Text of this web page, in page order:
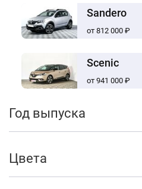
Sandero
от 812 000 ₽
Scenic
от 941 000 ₽
Год выпуска
Цвета